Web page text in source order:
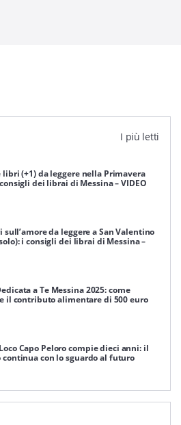
I più letti
libri (+1) da leggere nella Primavera
dei librai di Messina – VIDEO
sull’amore da leggere a San Valentino
i consigli dei librai di Messina –
a Te Messina 2025: come
il contributo alimentare di 500 euro
Capo Peloro compie dieci anni: il
continua con lo sguardo al futuro